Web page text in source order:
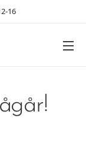
16